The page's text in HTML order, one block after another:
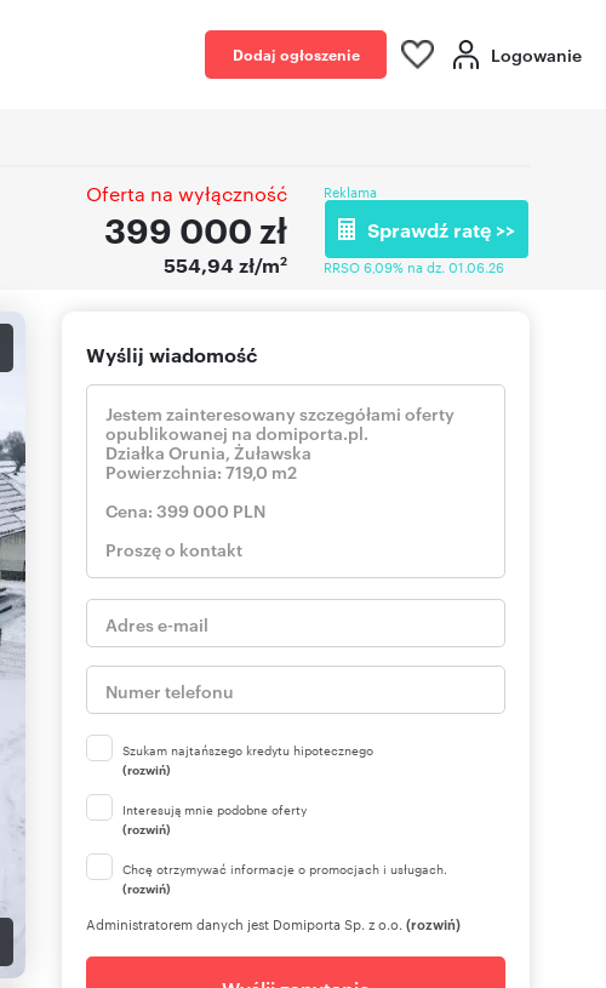
Dodaj ogłoszenie Logowanie
Oferta na wyłączność
399 000 zł
554,94 zł/m2
Reklama
Sprawdź ratę >>
RRSO 6,09% na dz. 01.06.26
Wyślij wiadomość
Szukam najtańszego kredytu hipotecznego
(rozwiń)
Interesują mnie podobne oferty
(rozwiń)
Chcę otrzymywać informacje o promocjach i usługach.
(rozwiń)
Administratorem danych jest Domiporta Sp. z o.o. (rozwiń)